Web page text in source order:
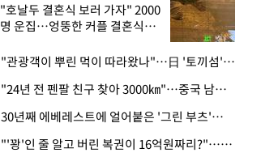
"호날두 결혼식 보러 가자" 2000
명 운집…엉뚱한 커플 결혼식에
· "관광객이 뿌린 먹이 따라왔나"…日 '토끼섬' 멧돼지, 토끼까지 사냥
· "24년 전 펜팔 친구 찾아 3000㎞"…중국 남성 사연에 '뭉클'
· 30년째 에베레스트에 얼어붙은 '그린 부츠'…드디어 가족 품으로
· "'꽝'인 줄 알고 버린 복권이 16억원짜리?"…극적으로 되찾은 사연